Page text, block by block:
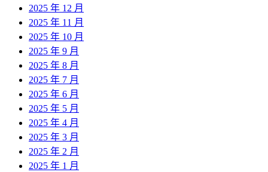
2025 年 12 月
2025 年 11 月
2025 年 10 月
2025 年 9 月
2025 年 8 月
2025 年 7 月
2025 年 6 月
2025 年 5 月
2025 年 4 月
2025 年 3 月
2025 年 2 月
2025 年 1 月